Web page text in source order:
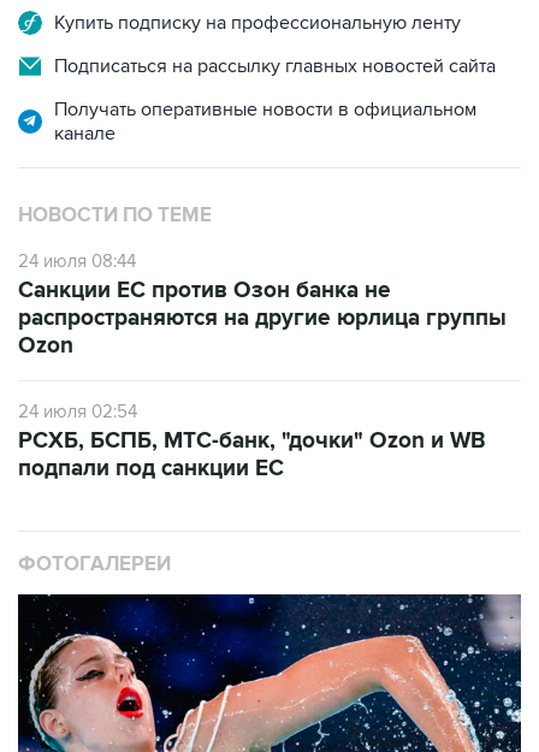
Купить подписку на профессиональную ленту
Подписаться на рассылку главных новостей сайта
Получать оперативные новости в официальном
канале
НОВОСТИ ПО ТЕМЕ
24 июля 08:44
Санкции ЕС против Озон банка не
распространяются на другие юрлица группы
Ozon
24 июля 02:54
РСХБ, БСПБ, МТС-банк, "дочки" Ozon и WB
подпали под санкции ЕС
ФОТОГАЛЕРЕИ